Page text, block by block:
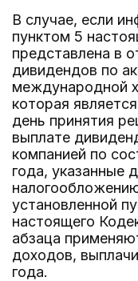
В случае, если
пунктом 5
представлена в
дивидендов по
международной
которая
день принятия
выплате
компанией по
года, указанные
установленной
настоящего
абзаца
доходов,
года.